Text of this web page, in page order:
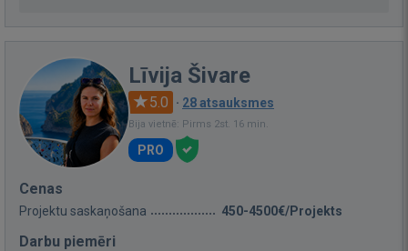
Līvija Šivare
5.0 · 28 atsauksmes
Bija vietnē: Pirms 2st. 16 min.
PRO
Cenas
Projektu saskaņošana 450-4500€/Projekts
Darbu piemēri